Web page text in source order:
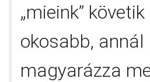
„mieink”
okosabb, annál
magyarázza